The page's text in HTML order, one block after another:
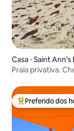
Casa ⋅ Saint Ann's
Praia privativa.
Entre os
Preferido dos